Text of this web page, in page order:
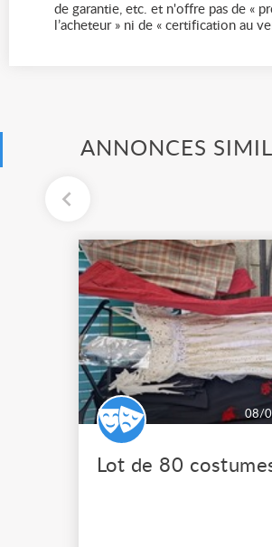
de garantie, etc. et n'offre pas de «
l’acheteur » ni de « certification au
ANNONCES
08/